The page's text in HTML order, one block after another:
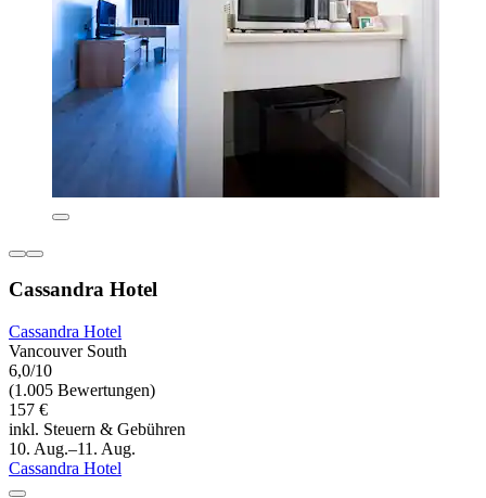
Cassandra Hotel
Cassandra Hotel
Vancouver South
6,0/10
(1.005 Bewertungen)
157 €
inkl. Steuern & Gebühren
10. Aug.–11. Aug.
Cassandra Hotel